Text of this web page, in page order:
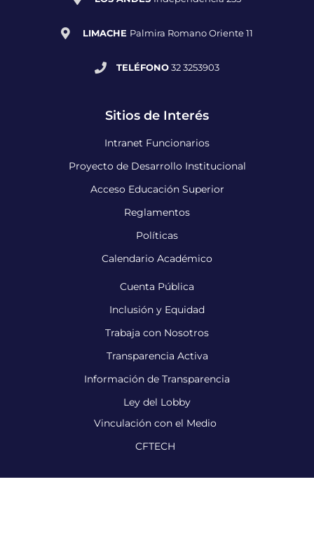
LIMACHE Palmira Romano Oriente 11
TELÉFONO32 3253903
Sitios de Interés
Intranet Funcionarios
Proyecto de Desarrollo Institucional
Acceso Educación Superior
Reglamentos
Políticas
Calendario Académico
Cuenta Pública
Inclusión y Equidad
Trabaja con Nosotros
Transparencia Activa
Información de Transparencia
Ley del Lobby
Vinculación con el Medio
CFTECH